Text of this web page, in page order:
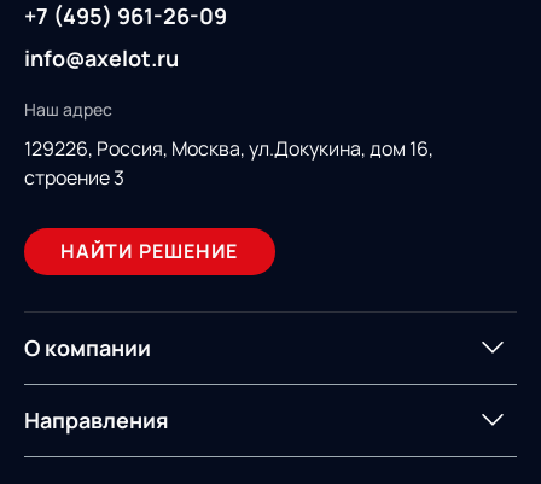
+7 (495) 961-26-09
info@axelot.ru
Наш адрес
129226, Россия, Москва, ул.Докукина, дом 16,
строение 3
НАЙТИ РЕШЕНИЕ
О компании
О компании
ИТ-аккредитация
Импортозамещение
Направления